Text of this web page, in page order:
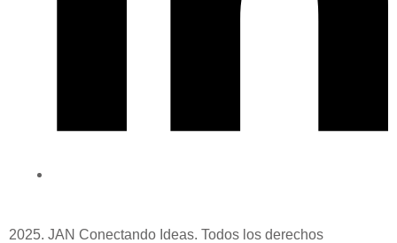
2025. JAN Conectando Ideas. Todos los derechos